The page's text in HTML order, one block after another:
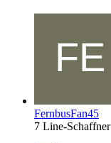
FernbusFan45
7 Line-Schaffner